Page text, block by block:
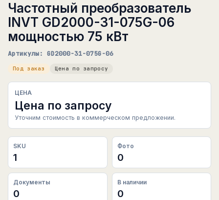
Частотный преобразователь
INVT GD2000-31-075G-06
мощностью 75 кВт
Артикулы: GD2000-31-075G-06
Под заказ Цена по запросу
ЦЕНА
Цена по запросу
Уточним стоимость в коммерческом предложении.
SKU
1
Фото
0
Документы
0
В наличии
0